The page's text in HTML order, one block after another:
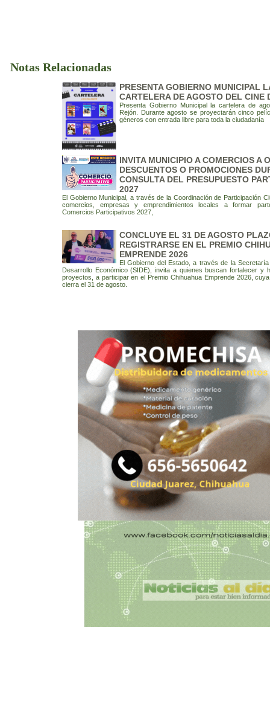
Notas Relacionadas
PRESENTA GOBIERNO MUNICIPAL
CARTELERA DE AGOSTO DEL CINE
Presenta Gobierno Municipal la cartelera de
Rejón. Durante agosto se proyectarán cinco
géneros con entrada libre para toda la ciudadanía
INVITA MUNICIPIO A COMERCIOS A
DESCUENTOS O PROMOCIONES
CONSULTA DEL PRESUPUESTO
2027
El Gobierno Municipal, a través de la Coordinación de Participación
comercios, empresas y emprendimientos locales a formar
Comercios Participativos 2027,
CONCLUYE EL 31 DE AGOSTO
REGISTRARSE EN EL PREMIO
EMPRENDE 2026
El Gobierno del Estado, a través de la
Desarrollo Económico (SIDE), invita a quienes buscan fortalecer y
proyectos, a participar en el Premio Chihuahua Emprende 2026,
cierra el 31 de agosto.